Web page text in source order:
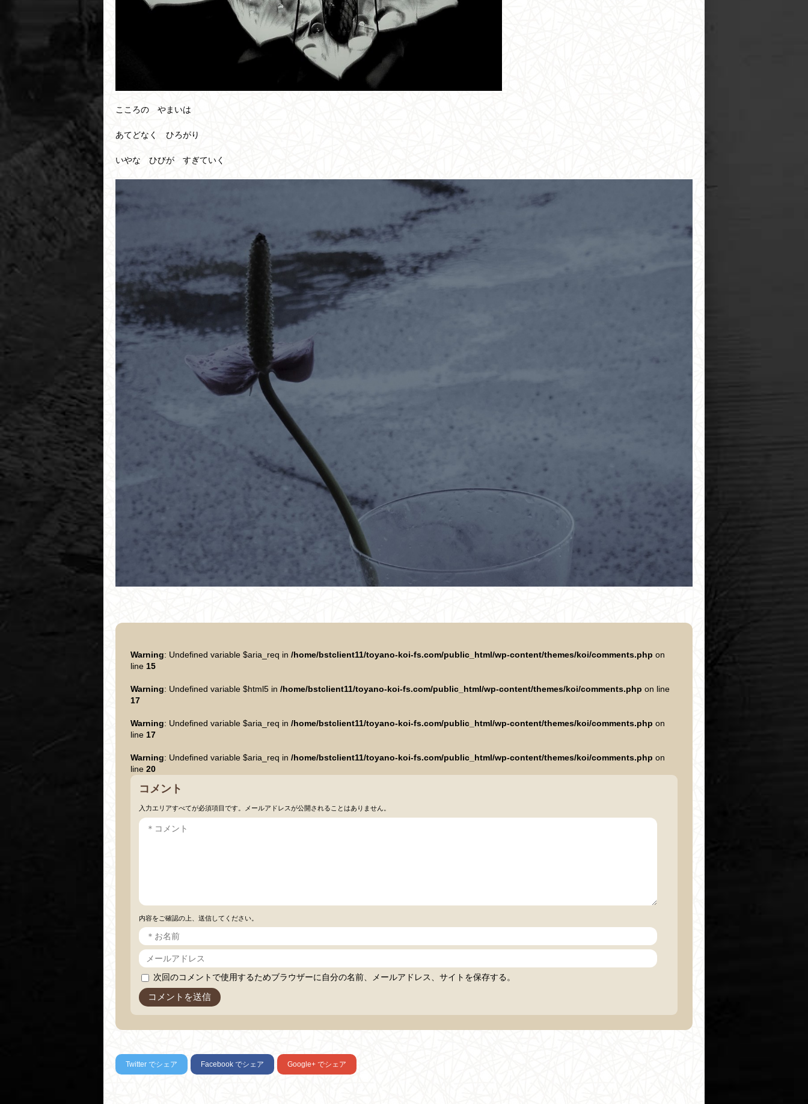
こころの やまいは
あてどなく ひろがり
いやな ひびが すぎていく
Warning: Undefined variable $aria_req in /home/bstclient11/toyano-koi-fs.com/public_html/wp-content/themes/koi/comments.php on
line 15
Warning: Undefined variable $html5 in /home/bstclient11/toyano-koi-fs.com/public_html/wp-content/themes/koi/comments.php on line
17
Warning: Undefined variable $aria_req in /home/bstclient11/toyano-koi-fs.com/public_html/wp-content/themes/koi/comments.php on
line 17
Warning: Undefined variable $aria_req in /home/bstclient11/toyano-koi-fs.com/public_html/wp-content/themes/koi/comments.php on
line 20
コメント
入力エリアすべてが必須項目です。メールアドレスが公開されることはありません。
内容をご確認の上、送信してください。
次回のコメントで使用するためブラウザーに自分の名前、メールアドレス、サイトを保存する。
Twitter でシェア Facebook でシェア Google+ でシェア